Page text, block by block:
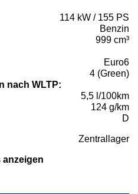
114 kW / 155 PS
Benzin
999 cm³
Euro6
4 (Green)
nach WLTP:
5,5 l/100km
124 g/km
D
Zentrallager
anzeigen